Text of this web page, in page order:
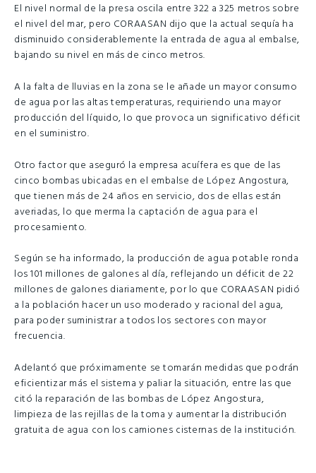
El nivel normal de la presa oscila entre 322 a 325 metros sobre
el nivel del mar, pero CORAASAN dijo que la actual sequía ha
disminuido considerablemente la entrada de agua al embalse,
bajando su nivel en más de cinco metros.
A la falta de lluvias en la zona se le añade un mayor consumo
de agua por las altas temperaturas, requiriendo una mayor
producción del líquido, lo que provoca un significativo déficit
en el suministro.
Otro factor que aseguró la empresa acuífera es que de las
cinco bombas ubicadas en el embalse de López Angostura,
que tienen más de 24 años en servicio, dos de ellas están
averiadas, lo que merma la captación de agua para el
procesamiento.
Según se ha informado, la producción de agua potable ronda
los 101 millones de galones al día, reflejando un déficit de 22
millones de galones diariamente, por lo que CORAASAN pidió
a la población hacer un uso moderado y racional del agua,
para poder suministrar a todos los sectores con mayor
frecuencia.
Adelantó que próximamente se tomarán medidas que podrán
eficientizar más el sistema y paliar la situación, entre las que
citó la reparación de las bombas de López Angostura,
limpieza de las rejillas de la toma y aumentar la distribución
gratuita de agua con los camiones cisternas de la institución.